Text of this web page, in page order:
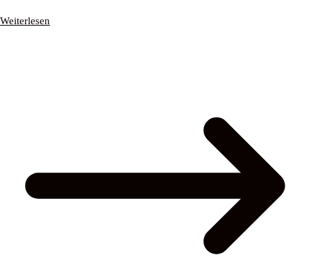
Weiterlesen